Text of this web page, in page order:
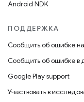
Android NDK
ПОДДЕРЖКА
Сообщить об ошибке
Сообщить об ошибке в
Google Play support
Участвовать в